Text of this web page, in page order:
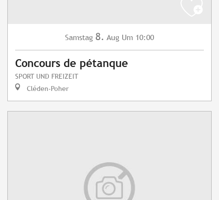
Samstag 8. Aug Um 10:00
Concours de pétanque
SPORT UND FREIZEIT
Cléden-Poher